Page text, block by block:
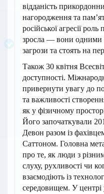
відданість
нагородження та
російської агресії
зросла — вони одними
загрози та стоять на
Також 30 квітня
доступності.
привернути увагу до
та важливості
як у фізичному
Його започаткували
Девон разом із
Саттоном. Головна
про те, як люди з
слуху, рухливості чи
взаємодіють із
середовищем. У